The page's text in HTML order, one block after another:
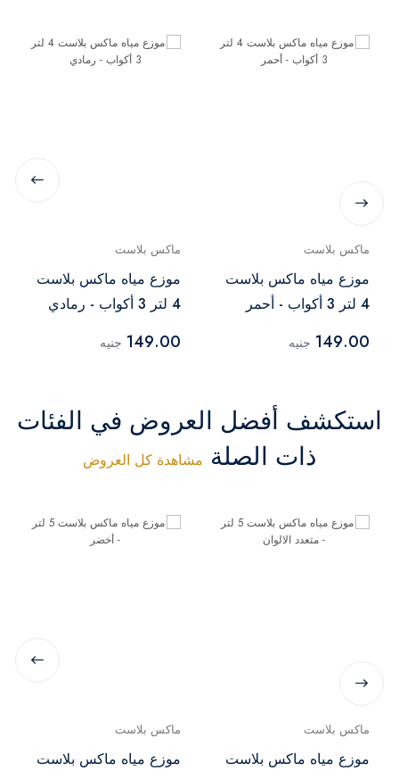
ماكس بلاست
موزع مياه ماكس بلاست
4 لتر 3 أكواب - أحمر
149.00 جنيه
ماكس بلاست
موزع مياه ماكس بلاست
4 لتر 3 أكواب - رمادي
149.00 جنيه
استكشف أفضل العروض في الفئات
ذات الصلة مشاهدة كل العروض
ماكس بلاست
موزع مياه ماكس بلاست
ماكس بلاست
موزع مياه ماكس بلاست